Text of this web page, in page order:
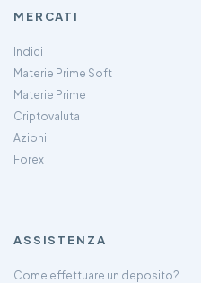
MERCATI
Indici
Materie Prime Soft
Materie Prime
Criptovaluta
Azioni
Forex
ASSISTENZA
Come effettuare un deposito?